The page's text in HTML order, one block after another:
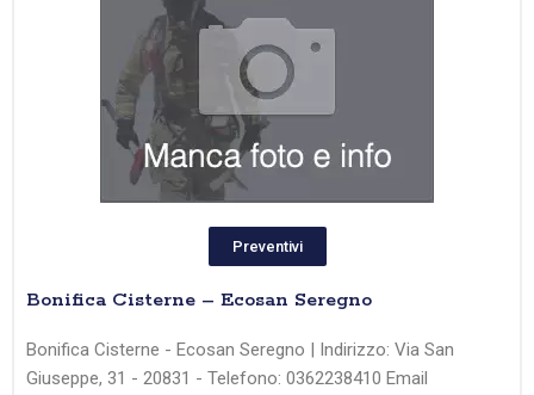
Preventivi
Bonifica Cisterne – Ecosan Seregno
Bonifica Cisterne - Ecosan Seregno | Indirizzo: Via San
Giuseppe, 31 - 20831 - Telefono: 0362238410 Email